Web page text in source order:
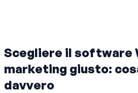
Scegliere il software
marketing giusto:
davvero